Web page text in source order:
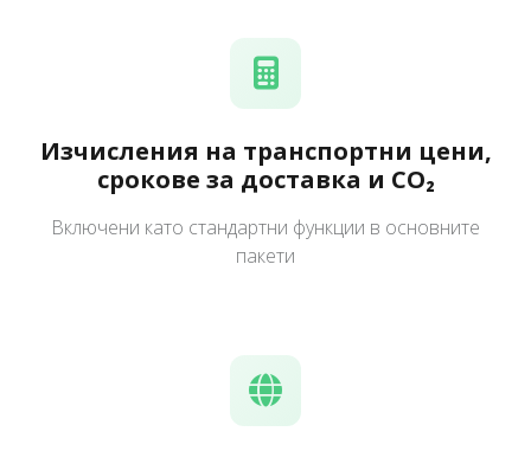
Изчисления на транспортни цени,
срокове за доставка и CO₂
Включени като стандартни функции в основните
пакети